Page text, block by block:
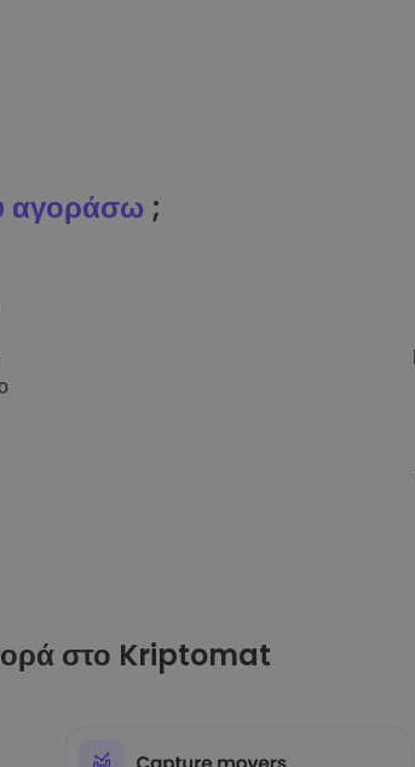
αγοράσω ;
στο Kriptomat